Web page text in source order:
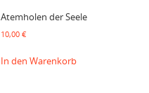
Atemholen der Seele
10,00€
In den Warenkorb